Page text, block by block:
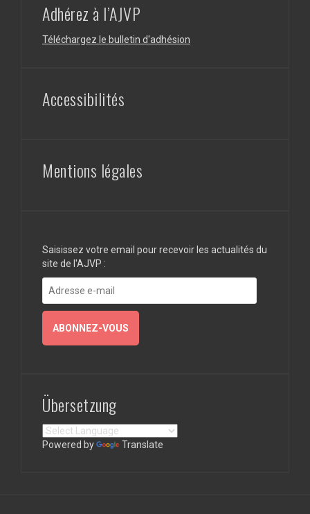
Adhérez à l’AJVP
Téléchargez le bulletin d'adhésion
Accessibilités
Mentions légales
Saisissez votre email pour recevoir les actualités du
site de l'AJVP :
Adresse
e-
mail
ABONNEZ-VOUS
Übersetzung
Powered by Translate